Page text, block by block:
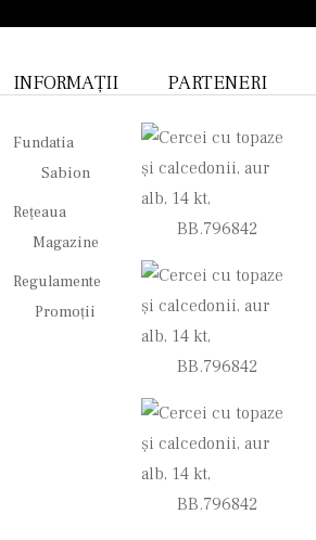
INFORMAȚII
Fundatia
Sabion
Rețeaua
Magazine
Regulamente
Promoții
PARTENERI